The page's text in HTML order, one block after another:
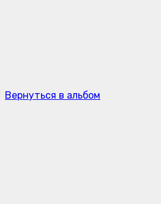
Вернуться в альбом